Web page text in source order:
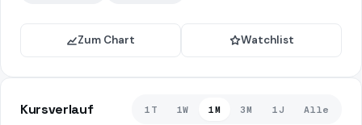
Zum Chart Watchlist
Kursverlauf 1T 1W 1M 3M 1J Alle